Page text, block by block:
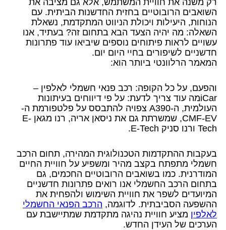
השואבים הרובוטיים בחזית החדשנות הביתית. עם
הנוחות, היעילות ויכולת הניווט המתקדמת, נשאלת
השאלה: מה יהיה הצעד הבא בתחום זה? בעתיד, אנו
עשויים לראות פיתוחים נוספים שיביאו עוד פתרונות
חדשניים לשיפורים בחיי היום יום.
המאמר הרלוונטי ביותר הוא:
והפעם, על כל הקופה: רכב פנאי חשמלי לאלפין –
iCarמה עוד צריך לדעת: על פי דיווחים בעיתונות
העולמית, ה-A390 צפויה להתבסס על פלטפורמת ה-
CMF-EV, שמשרתת גם את ניסאן אריה, רנו מגאן E-
Tech ורנו סניק E-Tech.
בעקבות ההתקדמות הטכנולוגית המהירה, תחום הרכב
חשמלי מתפתח בקצב מהיר ומשפיע על חוויית החיים
המודרנית. כמו בשואבים הרובוטיים החכמים, גם
בתחום הרכב החשמלי אנו רואים פתרונות חדשניים
המיועדים לשפר את חוויית השימוש ולהפחית את
ההשפעה הסביבתית. לדוגמה, הרכב הפנאי החשמלי
לאלפין מציע חוויית נהיגה מתקדמת שמתיישבת עם
הערכים של העידן החדש.